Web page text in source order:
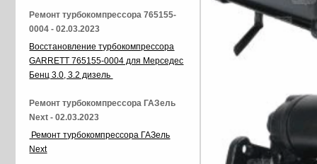
Ремонт турбокомпрессора 765155-
0004 - 02.03.2023
Восстановление турбокомпрессора
GARRETT 765155-0004 для Мерседес
Бенц 3.0, 3.2 дизель
Ремонт турбокомпрессора ГАЗель
Next - 02.03.2023
Ремонт турбокомпрессора ГАЗель
Next